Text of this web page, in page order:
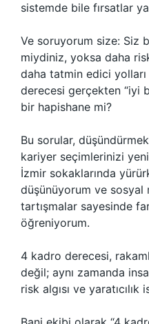
sistemde bile fırsatlar
Ve soruyorum size: Siz
miydiniz, yoksa daha
daha tatmin edici
derecesi gerçekten “iyi
bir hapishane mi?
Bu sorular,
kariyer seçimlerinizi
İzmir sokaklarında
düşünüyorum ve sosyal
tartışmalar sayesinde
öğreniyorum.
4 kadro derecesi,
değil; aynı zamanda
risk algısı ve yaratıcılık